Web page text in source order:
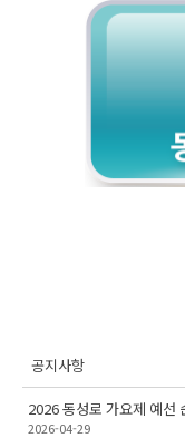
공지사항
2026 동성로 가요제 예선
2026-04-29